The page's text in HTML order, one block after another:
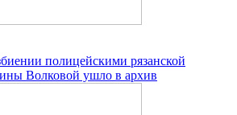
полицейскими рязанской
Волковой ушло в архив